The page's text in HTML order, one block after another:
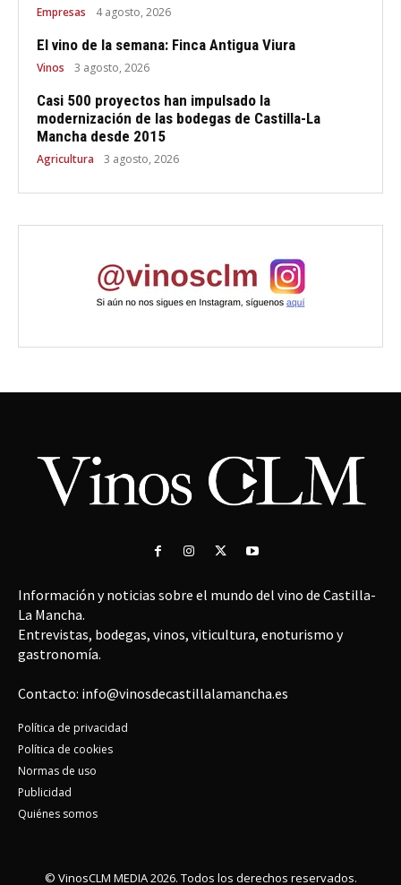
Empresas 4 agosto, 2026
El vino de la semana: Finca Antigua Viura
Vinos 3 agosto, 2026
Casi 500 proyectos han impulsado la
modernización de las bodegas de Castilla-La
Mancha desde 2015
Agricultura 3 agosto, 2026
Información y noticias sobre el mundo del vino de Castilla-
La Mancha.
Entrevistas, bodegas, vinos, viticultura, enoturismo y
gastronomía.
Contacto: info@vinosdecastillalamancha.es
Política de privacidad
Política de cookies
Normas de uso
Publicidad
Quiénes somos
© VinosCLM MEDIA 2026. Todos los derechos reservados.